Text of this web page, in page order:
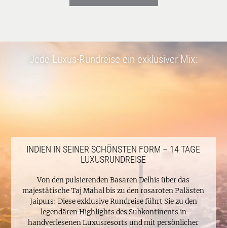
INDIEN IN SEINER SCHÖNSTEN FORM – 14 TAGE
LUXUSRUNDREISE
Von den pulsierenden Basaren Delhis über das
majestätische Taj Mahal bis zu den rosaroten Palästen
Jaipurs: Diese exklusive Rundreise führt Sie zu den
legendären Highlights des Subkontinents in
handverlesenen Luxusresorts und mit persönlicher
Jede Luxus-Rundreise ein exklusiver Mix: